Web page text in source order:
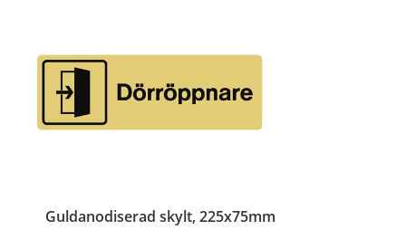
Guldanodiserad skylt, 225x75mm